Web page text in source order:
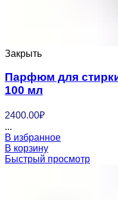
Закрыть
Парфюм для
100 мл
2400.00₽
...
В избранное
В корзину
Быстрый просмотр